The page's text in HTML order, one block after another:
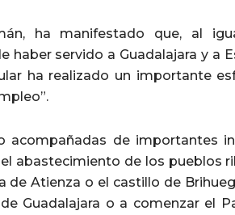
ha manifestado que, al
haber servido a Guadalajara y a
ha realizado un importante
de importantes
abastecimiento de los pueblos
de Atienza o el castillo de
Guadalajara o a comenzar el